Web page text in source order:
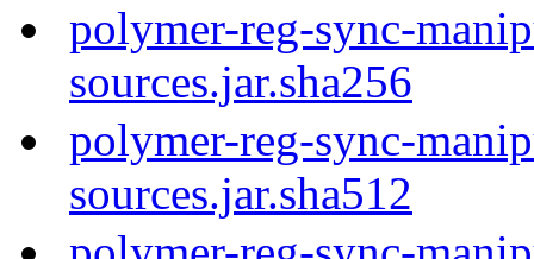
polymer-reg-sync-
sources.jar.sha256
polymer-reg-sync-
sources.jar.sha512